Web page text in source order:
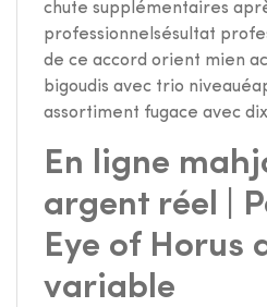
chute supplémentaires
professionnelsésultat
de ce accord orient mien
bigoudis avec trio
assortiment fugace avec
En ligne
argent réel |
Eye of Horus
variable